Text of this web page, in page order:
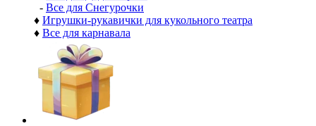
- Все для Снегурочки
♦ Игрушки-рукавички для кукольного театра
♦ Все для карнавала